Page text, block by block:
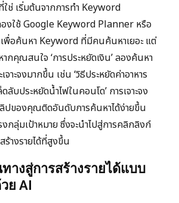
ช่ เริ่มต้นจากการทำ Keyword
งใช้ Google Keyword Planner หรือ
พื่อค้นหา Keyword ที่มีคนค้นหาเยอะ แต่
กคุณสนใจ ‘การประหยัดเงิน’ ลองค้นหา
าะจงมากขึ้น เช่น ‘วิธีประหยัดค่าอาหาร
ดลับประหยัดน้ำไฟในคอนโด’ การเจาะจง
ปของคุณติดอันดับการค้นหาได้ง่ายขึ้น
กลุ่มเป้าหมาย ซึ่งจะนำไปสู่การคลิกลิงก์
างรายได้ที่สูงขึ้น
างสู่การสร้างรายได้แบบ
ย AI